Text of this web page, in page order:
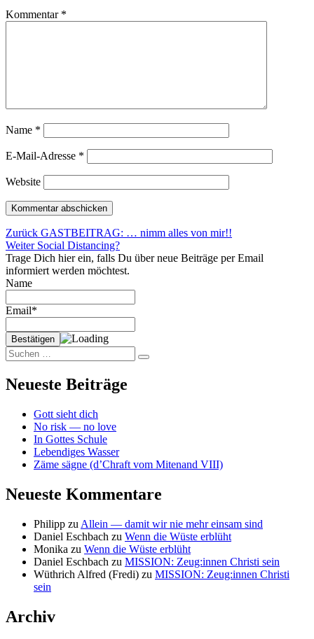
Kommentar *
Name *
E-Mail-Adresse *
Website
Beitragsnavigation
Zurück Vorheriger
Beitrag:
GASTBEITRAG: … nimm alles von mir!!
Weiter Nächster
Beitrag:
Social Distancing?
Trage Dich hier ein, falls Du über neue Beiträge per Email
informiert werden möchtest.
Name
Email*
Suchen
nach:
Suchen
Neueste Beiträge
Gott sieht dich
No risk — no love
In Gottes Schule
Lebendiges Wasser
Zäme sägne (d’Chraft vom Mitenand VIII)
Neueste Kommentare
Philipp zu Allein — damit wir nie mehr einsam sind
Daniel Eschbach zu Wenn die Wüste erblüht
Monika zu Wenn die Wüste erblüht
Daniel Eschbach zu MISSION: Zeug:innen Christi sein
Wüthrich Alfred (Fredi) zu MISSION: Zeug:innen Christi
sein
Archiv